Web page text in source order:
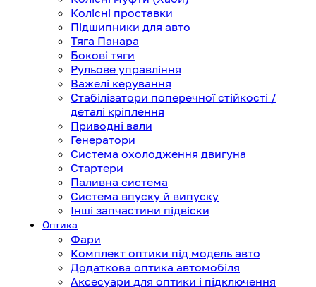
Колісні проставки
Підшипники для авто
Тяга Панара
Бокові тяги
Рульове управління
Важелі керування
Стабілізатори поперечної стійкості /
деталі кріплення
Приводні вали
Генератори
Система охолодження двигуна
Стартери
Паливна система
Система впуску й випуску
Інші запчастини підвіски
Оптика
Фари
Комплект оптики під модель авто
Додаткова оптика автомобіля
Аксесуари для оптики і підключення